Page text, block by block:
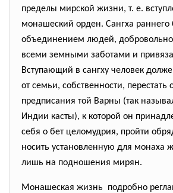
пределы мирской жизни, т. е.
монашеский орден. Сангха
объединением людей,
всеми земными заботами и
Вступающий в сангху человек
от семьи, собственности, перестать
предписания той Варны (так
Индии касты), к которой он
себя о бет целомудрия, пройти
носить установленную для монаха
лишь на подношения мирян.
Монашеская жизнь подробно